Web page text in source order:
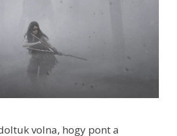
volna, hogy pont a